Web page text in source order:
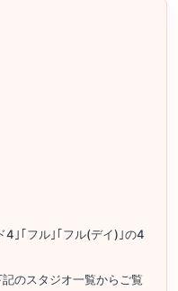
4｣｢フル｣｢フル(デイ)｣の4
のスタジオ一覧からご覧